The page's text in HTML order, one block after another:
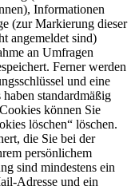
Informationen
(zur Markierung dieser
angemeldet sind)
an Umfragen
Ferner werden
und eine
standardmäßig
können Sie
löschen“ löschen.
die Sie bei der
persönlichem
sind mindestens ein
Adresse und ein